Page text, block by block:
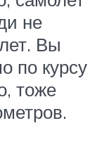
не
Вы
по курсу
тоже